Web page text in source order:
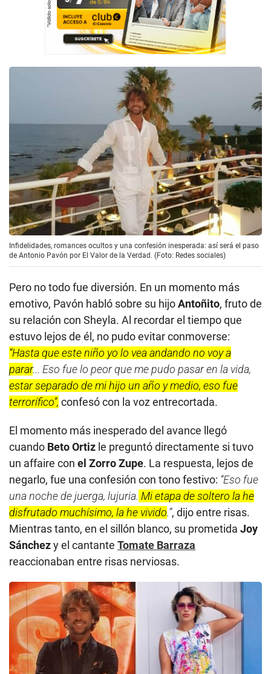
Infidelidades, romances ocultos y una confesión inesperada: así será el paso
de Antonio Pavón por El Valor de la Verdad. (Foto: Redes sociales)
Pero no todo fue diversión. En un momento más
emotivo, Pavón habló sobre su hijoAntoñito, fruto de
su relación con Sheyla. Al recordar el tiempo que
estuvo lejos de él, no pudo evitar conmoverse:
“Hasta que este niño yo lo vea andando no voy a
parar... Eso fue lo peor que me pudo pasar en la vida,
estar separado de mi hijo un año y medio, eso fue
terrorífico”, confesó con la voz entrecortada.
El momento más inesperado del avance llegó
cuando Beto Ortiz le preguntó directamente si tuvo
un affaire con el Zorro Zupe. La respuesta, lejos de
negarlo, fue una confesión con tono festivo: “Eso fue
una noche de juerga, lujuria. Mi etapa de soltero la he
disfrutado muchísimo, la he vivido.”, dijo entre risas.
Mientras tanto, en el sillón blanco, su prometida Joy
Sánchezy el cantante Tomate Barraza
reaccionaban entre risas nerviosas.